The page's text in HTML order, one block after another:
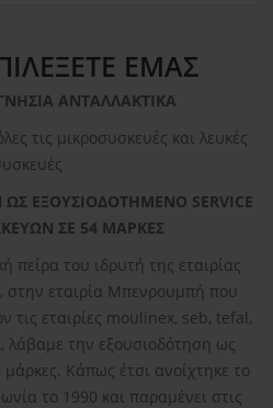
ΕΜΑΣ
ΑΝΤΑΛΛΑΚΤΙΚΑ
τις μικροσυσκευές και λευκές
ΕΞΟΥΣΙΟΔΟΤΗΜΕΝΟ SERVICE
ΣΕ 54 ΜΑΡΚΕΣ
πείρα του ιδρυτή της εταιρίας
στην εταιρία Μπενρουμπή που
τις εταιρίες moulinex, seb, tefal,
λάβαμε την εξουσιοδότηση ως
Κάπως έτσι ανοίχτηκε το
το 1990 και παραμένει στις